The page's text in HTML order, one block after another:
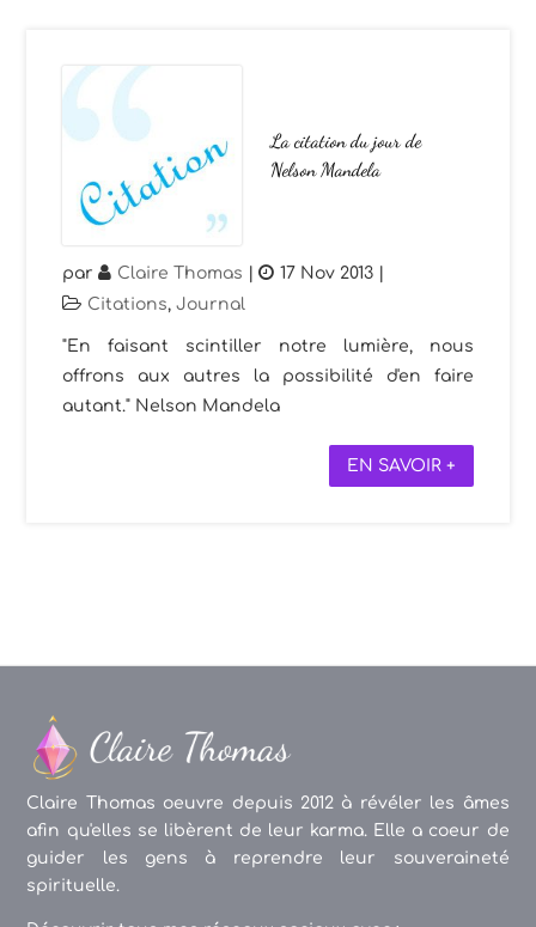
La citation du jour de
Nelson Mandela
par Claire Thomas | 17 Nov 2013 |
Citations,Journal
"En faisant scintiller notre lumière, nous
offrons aux autres la possibilité d'en faire
autant." Nelson Mandela
EN SAVOIR +
Claire Thomas oeuvre depuis 2012 à révéler les âmes
afin qu'elles se libèrent de leur karma. Elle a coeur de
guider les gens à reprendre leur souveraineté
spirituelle.